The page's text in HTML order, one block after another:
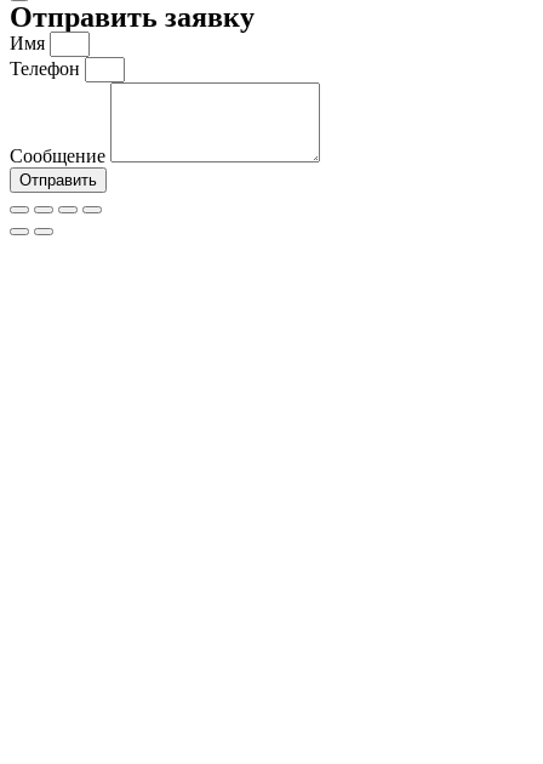
Отправить заявку
Имя
Телефон
Сообщение
Отправить